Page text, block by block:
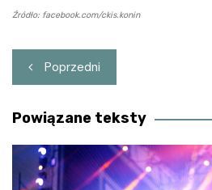
Źródło: facebook.com/ckis.konin
Nawigacja
wpisu
Poprzedni
Powiązane teksty